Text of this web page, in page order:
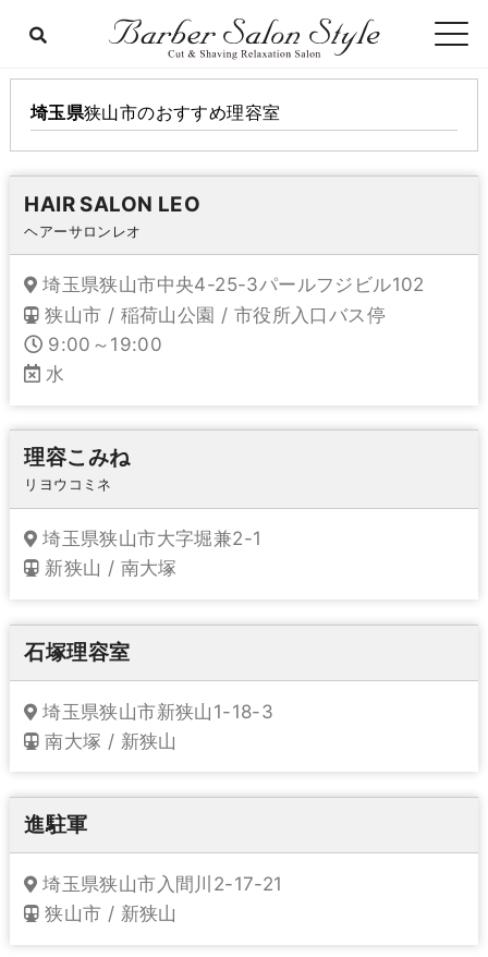
埼玉県狭山市のおすすめ理容室
HAIR SALON LEO
ヘアーサロンレオ
埼玉県狭山市中央4-25-3パールフジビル102
狭山市 / 稲荷山公園 / 市役所入口バス停
9:00～19:00
水
理容こみね
リヨウコミネ
埼玉県狭山市大字堀兼2-1
新狭山 / 南大塚
石塚理容室
埼玉県狭山市新狭山1-18-3
南大塚 / 新狭山
進駐軍
埼玉県狭山市入間川2-17-21
狭山市 / 新狭山